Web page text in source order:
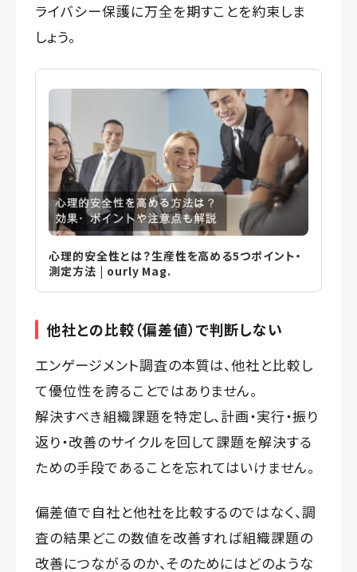
ライバシー保護に万全を期すことを約束しま
しょう。
心理的安全性とは？生産性を高める5つポイント・
測定方法 | ourly Mag.
他社との比較（偏差値）で判断しない
エンゲージメント調査の本質は、他社と比較し
て優位性を誇ることではありません。
解決すべき組織課題を特定し、計画・実行・振り
返り・改善のサイクルを回して課題を解決する
ための手段であることを忘れてはいけません。
偏差値で自社と他社を比較するのではなく、調
査の結果どこの数値を改善すれば組織課題の
改善につながるのか、そのためにはどのような